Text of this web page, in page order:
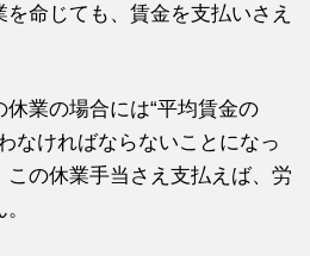
命じても、賃金を支払いさえ
業の場合には“平均賃金の
なければならないことになっ
の休業手当さえ支払えば、労